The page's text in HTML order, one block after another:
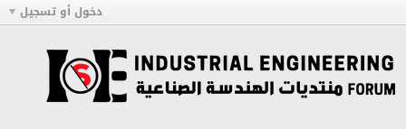
دخول أو تسجيل